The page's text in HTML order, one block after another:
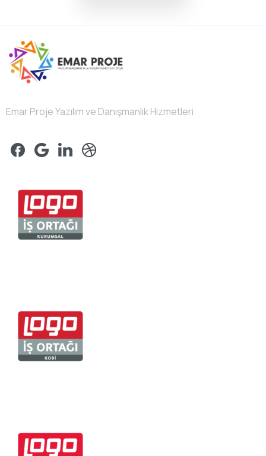
Emar Proje Yazılım ve Danışmanlık Hizmetleri